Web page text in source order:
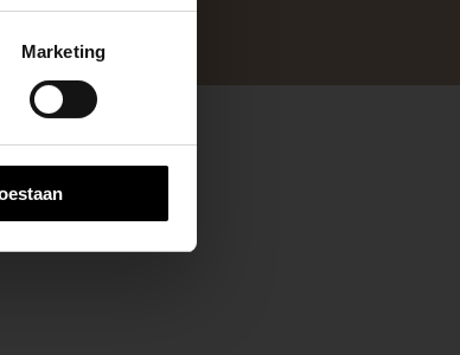
Marketing
jouw